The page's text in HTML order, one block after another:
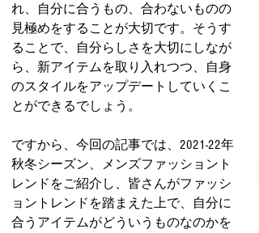
れ、自分に合うもの、合わないものの
見極めをすることが大切です。そうす
ることで、自分らしさを大切にしなが
ら、新アイテムを取り入れつつ、自身
のスタイルをアップデートしていくこ
とができるでしょう。
ですから、今回の記事では、2021-22年
秋冬シーズン、メンズファッショント
レンドをご紹介し、皆さんがファッシ
ョントレンドを踏まえた上で、自分に
合うアイテムがどういうものなのかを